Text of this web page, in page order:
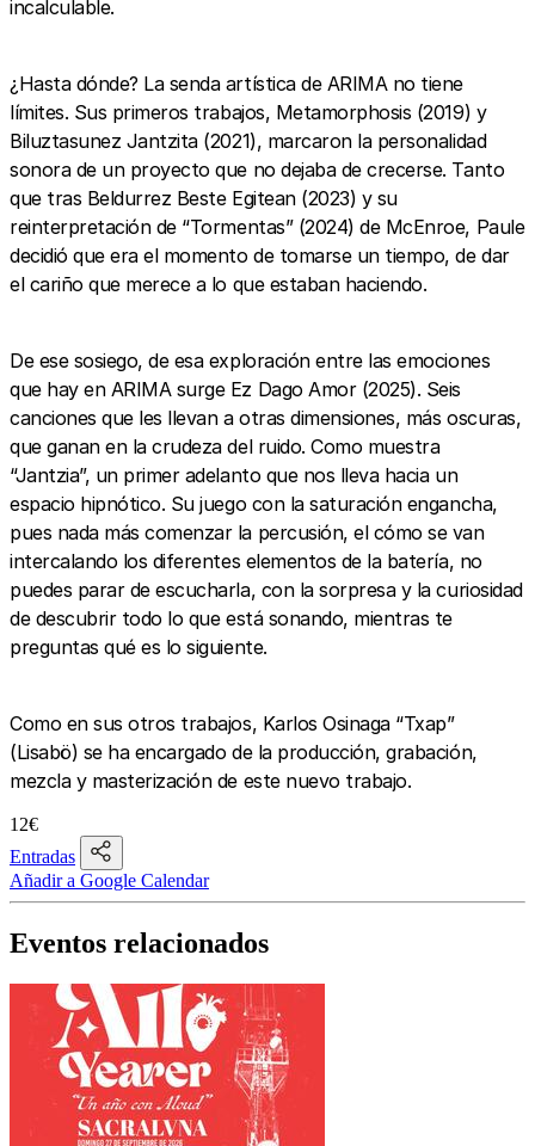
incalculable.
¿Hasta dónde? La senda artística de ARIMA no tiene
límites. Sus primeros trabajos, Metamorphosis (2019) y
Biluztasunez Jantzita (2021), marcaron la personalidad
sonora de un proyecto que no dejaba de crecerse. Tanto
que tras Beldurrez Beste Egitean (2023) y su
reinterpretación de “Tormentas” (2024) de McEnroe, Paule
decidió que era el momento de tomarse un tiempo, de dar
el cariño que merece a lo que estaban haciendo.
De ese sosiego, de esa exploración entre las emociones
que hay en ARIMA surge Ez Dago Amor (2025). Seis
canciones que les llevan a otras dimensiones, más oscuras,
que ganan en la crudeza del ruido. Como muestra
“Jantzia”, un primer adelanto que nos lleva hacia un
espacio hipnótico. Su juego con la saturación engancha,
pues nada más comenzar la percusión, el cómo se van
intercalando los diferentes elementos de la batería, no
puedes parar de escucharla, con la sorpresa y la curiosidad
de descubrir todo lo que está sonando, mientras te
preguntas qué es lo siguiente.
Como en sus otros trabajos, Karlos Osinaga “Txap”
(Lisabö) se ha encargado de la producción, grabación,
mezcla y masterización de este nuevo trabajo.
12€
Entradas
Añadir a Google Calendar
Eventos relacionados